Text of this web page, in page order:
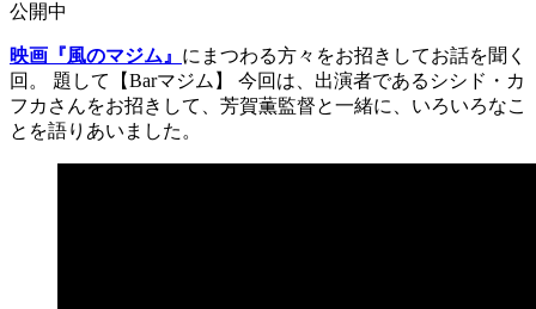
公開中
映画『風のマジム』 にまつわる方々をお招きしてお話を聞く
回。 題して【Barマジム】 今回は、出演者であるシシド・カ
フカさんをお招きして、芳賀薫監督と一緒に、いろいろなこ
とを語りあいました。